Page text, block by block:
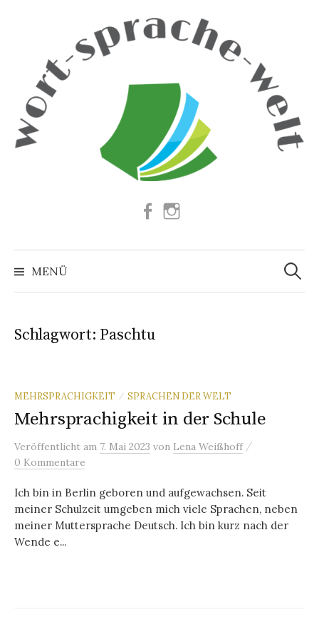
Facebook
MENÜ
Suchen
nach:
Schlagwort: Paschtu
MEHRSPRACHIGKEIT / SPRACHEN DER WELT
Mehrsprachigkeit in der Schule
Veröffentlicht am 7. Mai 2023 von Lena Weißhoff /
0 Kommentare
Ich bin in Berlin geboren und aufgewachsen. Seit
meiner Schulzeit umgeben mich viele Sprachen, neben
meiner Muttersprache Deutsch. Ich bin kurz nach der
Wende e...